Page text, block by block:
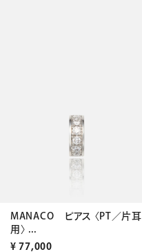
MANACO ピアス 〈PT／片耳
用〉 ...
¥ 77,000